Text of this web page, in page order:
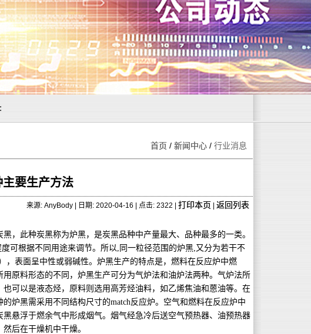
首页 / 新闻中心 / 行业消息
要生产方法
来源: AnyBody | 日期: 2020-04-16 | 点击: 2322 | 打印本页 返回列表
，此种炭黑称为炉黑，是炭黑品种中产量最大、品种最多的一类。
可根据不同用途来调节。所以, 同一粒径范围的炉黑, 又分为若干不
，表面呈中性或弱碱性。炉黑生产的特点是，燃料在反应炉中燃
原料形态的不同，炉黑生产可分为气炉法和油炉法两种。气炉法所
可以是液态烃，原料则选用高芳烃油料，如乙烯焦油和蒽油等。在
炉黑需采用不同结构尺寸的match反应炉。空气和燃料在反应炉中
悬浮于燃余气中形成烟气。烟气经急冷后送空气预热器、油预热器
后在干燥机中干燥。